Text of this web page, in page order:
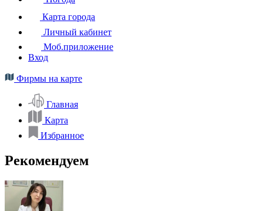
Карта города
Личный кабинет
Моб.приложение
Вход
Фирмы на карте
Главная
Карта
Избранное
Рекомендуем